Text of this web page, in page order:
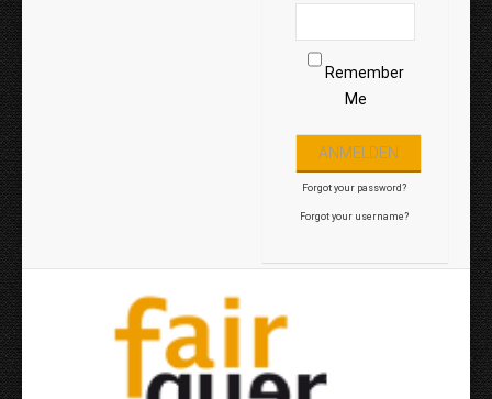
Remember
Me
Forgot your password?
Forgot your username?